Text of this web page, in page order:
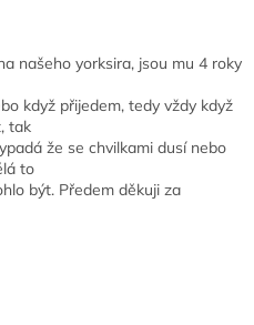
našeho yorksira, jsou mu 4 roky
když přijedem, tedy vždy když
tak
že se chvilkami dusí nebo
to
být. Předem děkuji za